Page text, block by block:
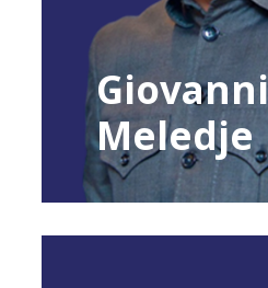
Giovanni
Meledje